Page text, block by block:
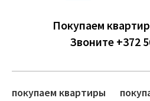
Покупаем
Звоните +372
покупаем квартиры